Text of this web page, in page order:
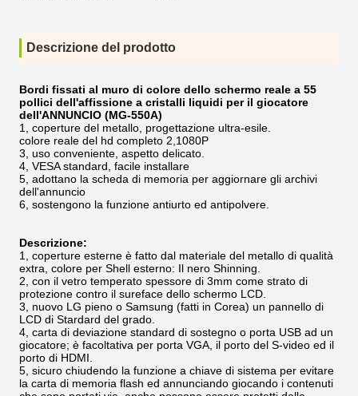
Descrizione del prodotto
Bordi fissati al muro di colore dello schermo reale a 55
pollici dell'affissione a cristalli liquidi per il giocatore
dell'ANNUNCIO (MG-550A)
1, coperture del metallo, progettazione ultra-esile.
colore reale del hd completo 2,1080P
3, uso conveniente, aspetto delicato.
4, VESA standard, facile installare
5, adottano la scheda di memoria per aggiornare gli archivi
dell'annuncio
6, sostengono la funzione antiurto ed antipolvere.
Descrizione:
1, coperture esterne è fatto dal materiale del metallo di qualità
extra, colore per Shell esterno: Il nero Shinning.
2, con il vetro temperato spessore di 3mm come strato di
protezione contro il sureface dello schermo LCD.
3, nuovo LG pieno o Samsung (fatti in Corea) un pannello di
LCD di Stardard del grado.
4, carta di deviazione standard di sostegno o porta USB ad un
giocatore; è facoltativa per porta VGA, il porto del S-video ed il
porto di HDMI.
5, sicuro chiudendo la funzione a chiave di sistema per evitare
la carta di memoria flash ed annunciando giocando i contenuti